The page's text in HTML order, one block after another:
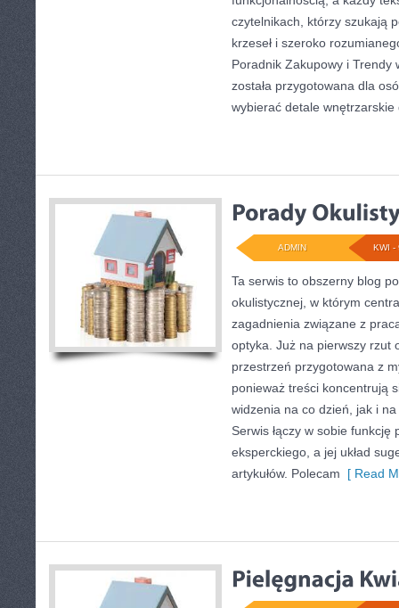
czytelnikach, którzy szukają
krzeseł i szeroko
Poradnik Zakupowy i Trendy
została przygotowana dla
wybierać detale wnętrzarskie
KWI -
ADMIN
Ta serwis to obszerny blog
okulistycznej, w którym
zagadnienia związane z
optyka. Już na pierwszy rzut
przestrzeń przygotowana z
ponieważ treści koncentrują
widzenia na co dzień, jak i
Serwis łączy w sobie
eksperckiego, a jej układ
artykułów. Polecam [ Read